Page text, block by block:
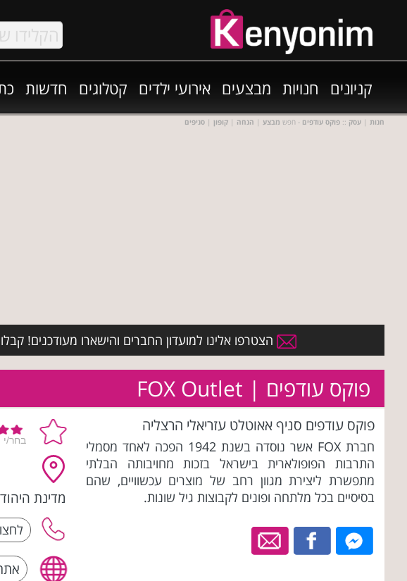
קניונים חנויות מבצעים אירועי ילדים קטלוגים חדשות
חנות | עסק :: פוקס עודפים - חפש מבצע | הנחה | קופון | סניפים
הצטרפו אלינו למועדון החברים והישארו מעודכנים! קבלו
פוקס עודפים | FOX Outlet
פוקס עודפים סניף אאוטלט עזריאלי הרצליה
חברת FOX אשר נוסדה בשנת 1942 הפכה לאחד מסמלי
התרבות הפופולארית בישראל בזכות מחויבותה הבלתי
מתפשרת ליצירת מגוון רחב של מוצרים עכשוויים, שהם
בסיסיים בכל מלתחה ופונים לקבוצות גיל שונות.
מדינת היהודים 85 ,